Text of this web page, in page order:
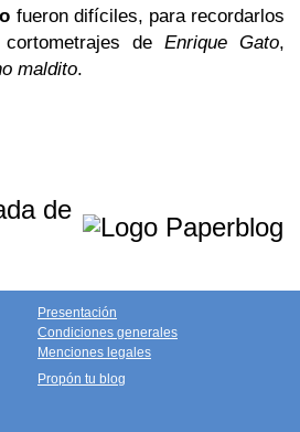
fueron difíciles, para recordarlos
de Enrique Gato,
maldito.
de
Presentación
Condiciones generales
Menciones legales
Propón tu blog